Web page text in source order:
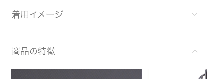
着用イメージ
商品の特徴